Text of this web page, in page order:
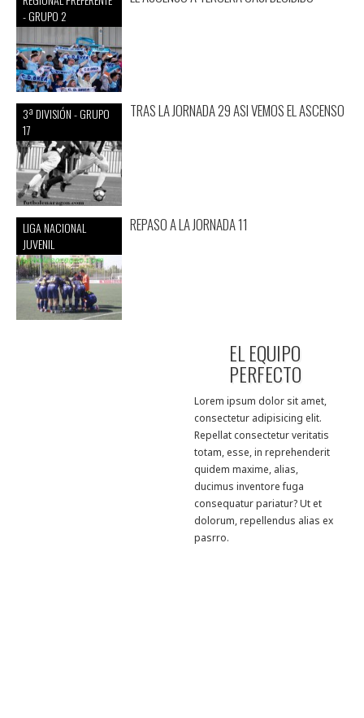
- GRUPO 2
3ª DIVISIÓN - GRUPO
17
TRAS LA JORNADA 29 ASI VEMOS EL ASCENSO
LIGA NACIONAL
JUVENIL
REPASO A LA JORNADA 11
EL EQUIPO
PERFECTO
Lorem ipsum dolor sit amet,
consectetur adipisicing elit.
Repellat consectetur veritatis
totam, esse, in reprehenderit
quidem maxime, alias,
ducimus inventore fuga
consequatur pariatur? Ut et
dolorum, repellendus alias ex
pasrro.